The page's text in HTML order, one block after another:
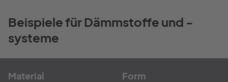
Beispiele für Dämmstoffe und -
systeme
Material Form